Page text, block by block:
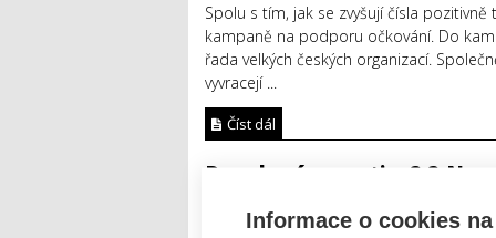
Spolu s tím, jak se zvyšují čísla
kampaně na podporu očkování. Do
řada velkých českých organizací.
vyvracejí ...
Číst dál
Dovolená v exotice? ?
AUTOR: REDAKCE RUBRIKA: CESTOVÁNÍ
Informace o cookies